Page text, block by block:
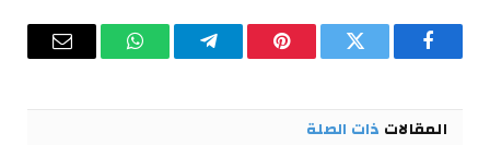
فيسبوك تويتر بينتيريستتيلقرام واتساب البريد
المقالات ذات الصلة